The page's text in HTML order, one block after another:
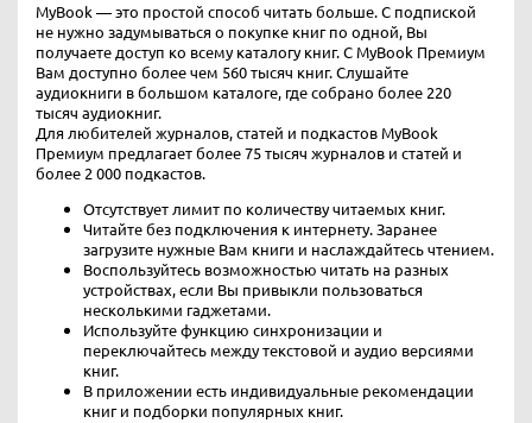
MyBook — это простой способ читать больше. С подпиской
не нужно задумываться о покупке книг по одной, Вы
получаете доступ ко всему каталогу книг. С MyBook Премиум
Вам доступно более чем 560 тысяч книг. Слушайте
аудиокниги в большом каталоге, где собрано более 220
тысяч аудиокниг.
Для любителей журналов, статей и подкастов MyBook
Премиум предлагает более 75 тысяч журналов и статей и
более 2 000 подкастов.
Отсутствует лимит по количеству читаемых книг.
Читайте без подключения к интернету. Заранее
загрузите нужные Вам книги и наслаждайтесь чтением.
Воспользуйтесь возможностью читать на разных
устройствах, если Вы привыкли пользоваться
несколькими гаджетами.
Используйте функцию синхронизации и
переключайтесь между текстовой и аудио версиями
книг.
В приложении есть индивидуальные рекомендации
книг и подборки популярных книг.